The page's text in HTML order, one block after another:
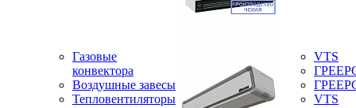
Газовые
конвектора
Воздушные завесы
Тепловентиляторы
VTS
VTS